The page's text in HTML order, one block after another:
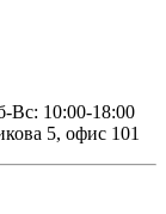
Вс: 10:00-18:00
5, офис 101